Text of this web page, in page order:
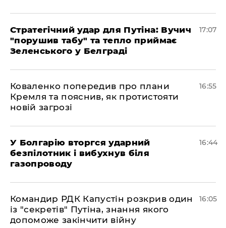
Стратегічний удар для Путіна: Вучич
"порушив табу" та тепло приймає
Зеленського у Белграді
17:07
Коваленко попередив про плани
Кремля та пояснив, як протистояти
новій загрозі
16:55
У Болгарію вторгся ударний
безпілотник і вибухнув біля
газопроводу
16:44
Командир РДК Капустін розкрив один
із "секретів" Путіна, знання якого
допоможе закінчити війну
16:05